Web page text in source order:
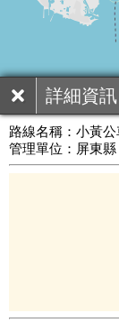
詳細資訊
路線名稱： 小黃公
管理單位：屏東